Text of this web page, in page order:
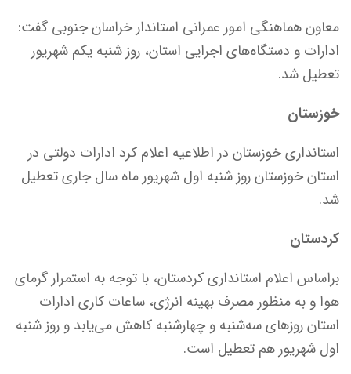
معاون هماهنگی امور عمرانی استاندار خراسان جنوبی گفت:
ادارات و دستگاه‌های اجرایی استان، روز شنبه یکم شهریور
تعطیل شد.
خوزستان
استانداری خوزستان در اطلاعیه اعلام کرد ادارات دولتی در
استان خوزستان روز شنبه اول شهریور ماه سال جاری تعطیل
شد.
کردستان
براساس اعلام استانداری کردستان، با توجه به استمرار گرمای
هوا و به منظور مصرف بهینه انرژی، ساعات کاری ادارات
استان روزهای سه‌شنبه و چهارشنبه کاهش می‌یابد و روز شنبه
اول شهریور هم تعطیل است.